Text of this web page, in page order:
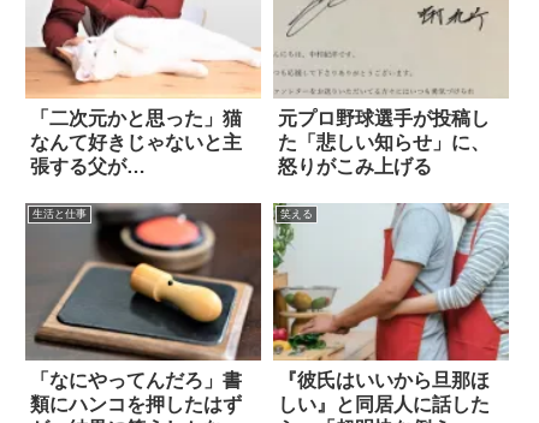
「二次元かと思った」猫
なんて好きじゃないと主
張する父が…
元プロ野球選手が投稿し
た「悲しい知らせ」に、
怒りがこみ上げる
生活と仕事
「なにやってんだろ」書
類にハンコを押したはず
笑える
『彼氏はいいから旦那ほ
しい』と同居人に話した